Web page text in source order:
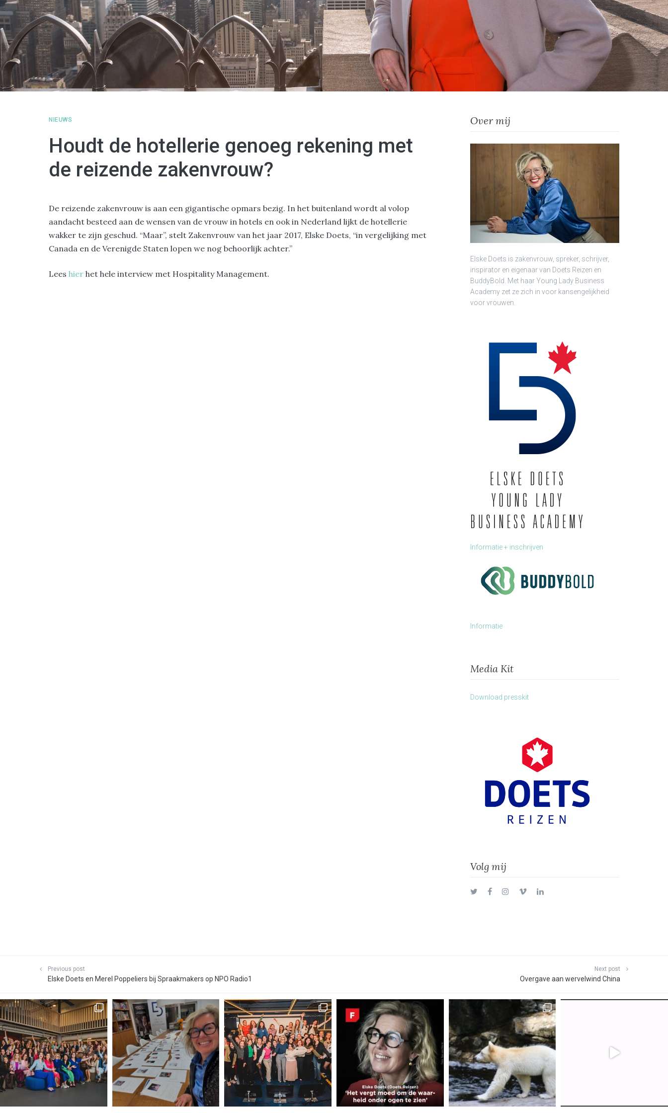
NIEUWS
Houdt de hotellerie genoeg rekening met
de reizende zakenvrouw?
De reizende zakenvrouw is aan een gigantische opmars bezig. In het buitenland wordt al volop
aandacht besteed aan de wensen van de vrouw in hotels en ook in Nederland lijkt de hotellerie
wakker te zijn geschud. “Maar”, stelt Zakenvrouw van het jaar 2017, Elske Doets, “in vergelijking met
Canada en de Verenigde Staten lopen we nog behoorlijk achter.”
Lees hier het hele interview met Hospitality Management.
Over mij
Elske Doets is zakenvrouw, spreker, schrijver,
inspirator en eigenaar van Doets Reizen en
BuddyBold. Met haar Young Lady Business
Academy zet ze zich in voor kansengelijkheid
voor vrouwen.
Informatie + inschrijven
Informatie
Media Kit
Download presskit
Volg mij
TwitterFacebookInstagram
VimeoLinkedIn
Previous post
Elske Doets en Merel Poppeliers bij Spraakmakers op NPO Radio1
Next post
Overgave aan wervelwind China